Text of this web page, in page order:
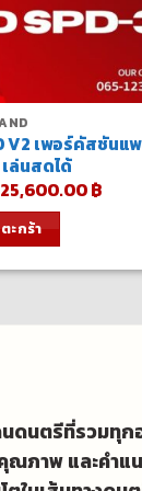
V2 เพอร์คัสชัน
ล่นสดได้
Original
price
was:
32,000.00 ฿.
25,600.00฿
ะกร้า
นตรีที่รวมทุก
ณภาพ และคำ